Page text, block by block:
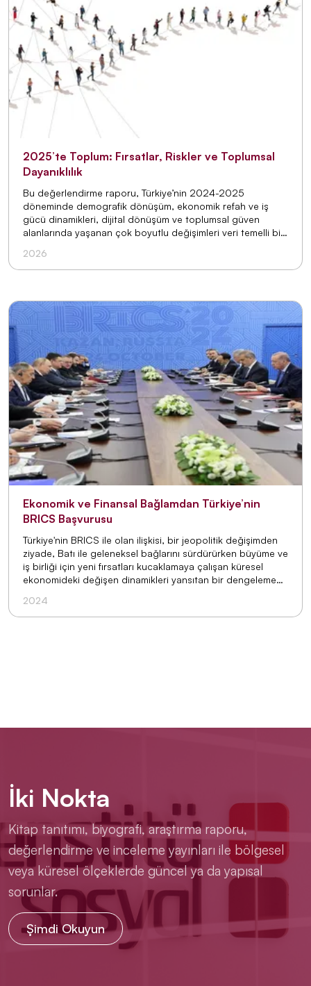
2025’te Toplum: Fırsatlar, Riskler ve Toplumsal
Dayanıklılık
Bu değerlendirme raporu, Türkiye’nin 2024-2025
döneminde demografik dönüşüm, ekonomik refah ve iş
gücü dinamikleri, dijital dönüşüm ve toplumsal güven
alanlarında yaşanan çok boyutlu değişimleri veri temelli bir
güçlendirmeye yönelik bütüncül bir perspektif sunmaktadır.
2026
Ekonomik ve Finansal Bağlamdan Türkiye’nin
BRICS Başvurusu
Türkiye'nin BRICS ile olan ilişkisi, bir jeopolitik değişimden
ziyade, Batı ile geleneksel bağlarını sürdürürken büyüme ve
iş birliği için yeni fırsatları kucaklamaya çalışan küresel
ekonomideki değişen dinamikleri yansıtan bir dengeleme
2024
İki Nokta
Kitap tanıtımı, biyografi, araştırma raporu,
değerlendirme ve inceleme yayınları ile bölgesel
veya küresel ölçeklerde güncel ya da yapısal
sorunlar.
Şimdi Okuyun